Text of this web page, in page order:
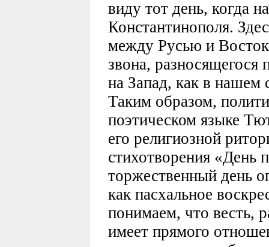
виду тот день, когда
Константинополя.
между Русью и
звона, разносящегося
на Запад, как в нашем
Таким образом,
поэтическом языке
его религиозной
стихотворения «День
торжественный день
как пасхальное
понимаем, что весть,
имеет прямого